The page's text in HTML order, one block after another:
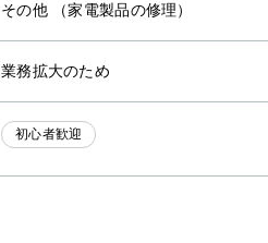
その他 （家電製品の修理）
業務拡大のため
初心者歓迎